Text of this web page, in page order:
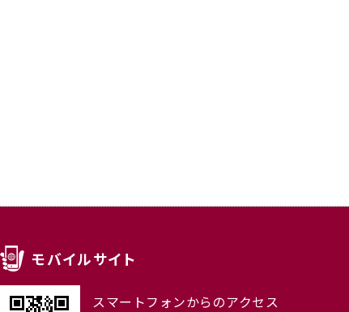
モバイルサイト
スマートフォンからのアクセス